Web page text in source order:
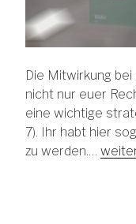
Die Mitwirkung
nicht nur euer
eine wichtige
7). Ihr habt hier
zu werden.…